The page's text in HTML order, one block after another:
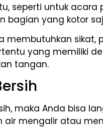
seperti untuk acara
bagian yang kotor
membutuhkan
yang memiliki
tangan.
maka Anda bisa
air mengalir atau